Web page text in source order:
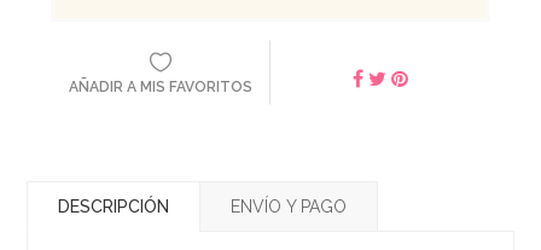
AÑADIR A MIS FAVORITOS
DESCRIPCIÓN ENVÍO Y PAGO